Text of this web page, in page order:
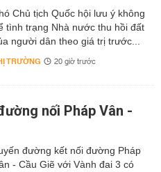
Chủ tịch Quốc hội lưu ý không
tình trạng Nhà nước thu hồi đất
người dân theo giá trị trước...
TRƯỜNG 20 giờ trước
nối Pháp Vân -
đường kết nối đường Pháp
- Cầu Giẽ với Vành đai 3 có